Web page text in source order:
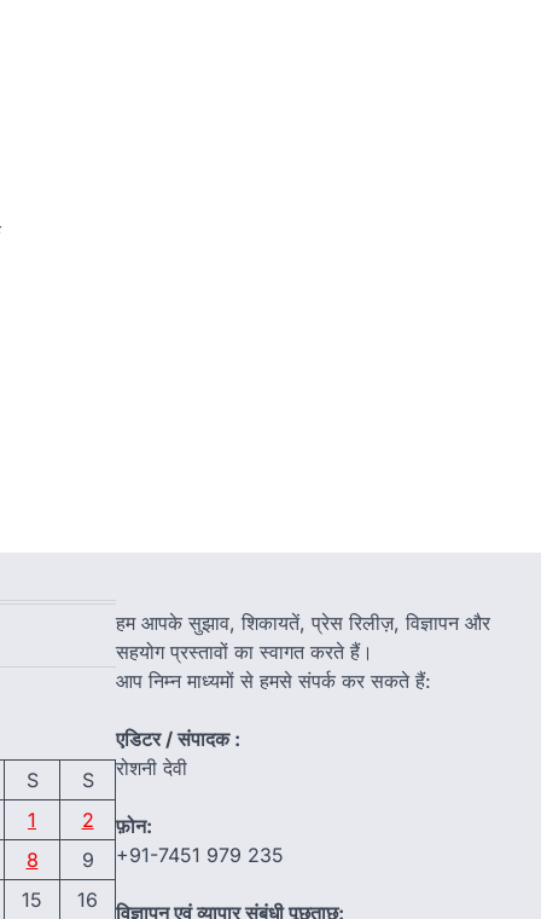
S
S
1
2
8
9
15
16
हम आपके सुझाव, शिकायतें, प्रेस रिलीज़, विज्ञापन और
सहयोग प्रस्तावों का स्वागत करते हैं।
आप निम्न माध्यमों से हमसे संपर्क कर सकते हैं:
एडिटर / संपादक :
रोशनी देवी
फ़ोन:
+91-7451 979 235
विज्ञापन एवं व्यापार संबंधी पूछताछ: